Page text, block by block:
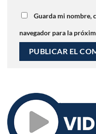
Guarda mi nombre,
navegador para la